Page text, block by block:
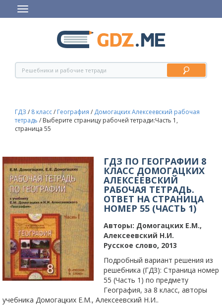
ГДЗ / 8 класс/ География / Домогацких Алексеевский рабочая
тетрадь / Выберите страницу рабочей тетради:Часть 1,
страница 55
ГДЗ ПО ГЕОГРАФИИ 8
КЛАСС ДОМОГАЦКИХ
АЛЕКСЕЕВСКИЙ
РАБОЧАЯ ТЕТРАДЬ.
ОТВЕТ НА СТРАНИЦА
НОМЕР 55 (ЧАСТЬ 1)
Авторы: Домогацких Е.М.,
Алексеевский Н.И.
Русское слово, 2013
Подробный вариант решения из
решебника (ГДЗ): Страница номер
55 (Часть 1) по предмету
География, за 8 класс, авторы
учебника Домогацких Е.М., Алексеевский Н.И..